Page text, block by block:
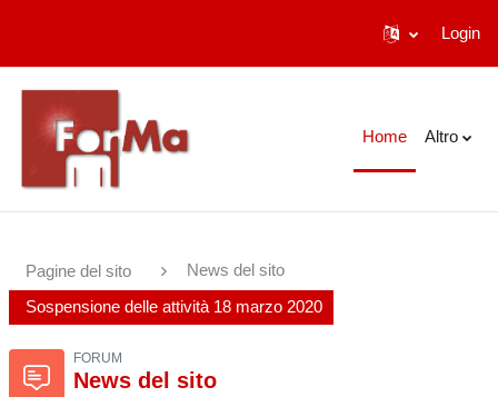
Login
Home Altro
Pagine del sito News del sito
Sospensione delle attività 18 marzo 2020
FORUM
News del sito